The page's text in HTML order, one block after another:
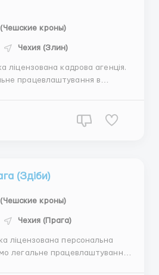
кроны)
Чехия (Злин)
ліцензована кадрова агенція.
працевлаштування в
та з навчанням на
(Здіби)
кроны)
Чехия (Прага)
ліцензована персональна
легальне працевлаштування